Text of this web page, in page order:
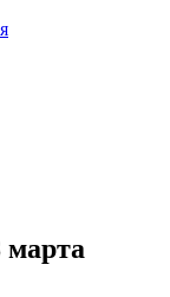
марта